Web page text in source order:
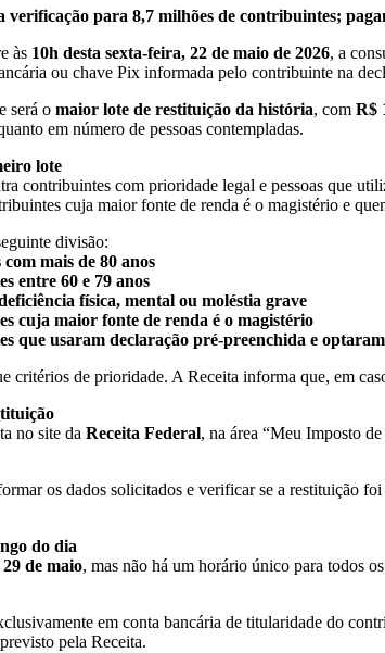
verificação para 8,7 milhões de contribuintes;
às 10h desta sexta-feira, 22 de maio de 2026, a
ou chave Pix informada pelo contribuinte na
será o maior lote de restituição da história, com R$
em número de pessoas contempladas.
lote
contribuintes com prioridade legal e pessoas que
cuja maior fonte de renda é o magistério e
divisão:
mais de 80 anos
entre 60 e 79 anos
física, mental ou moléstia grave
cuja maior fonte de renda é o magistério
que usaram declaração pré-preenchida e
critérios de prioridade. A Receita informa que, em
no site da Receita Federal, na área “Meu Imposto
os dados solicitados e verificar se a restituição
do dia
29 de maio, mas não há um horário único para todos
em conta bancária de titularidade do
pela Receita.